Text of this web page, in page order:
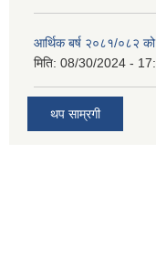
आर्थिक बर्ष २०८१/०८२
मिति: 08/30/2024 -
थप साम्रगी